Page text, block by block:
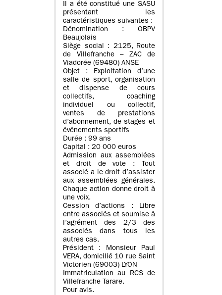
Il a été constitué une SASU
présentant les
caractéristiques suivantes :
Dénomination : OBPV
Beaujolais
Siège social : 2125, Route
de Villefranche – ZAC de
Viadorée (69480) ANSE
Objet : Exploitation d’une
salle de sport, organisation
et dispense de cours
collectifs, coaching
individuel ou collectif,
ventes de prestations
d’abonnement, de stages et
événements sportifs
Durée : 99 ans
Capital : 20 000 euros
Admission aux assemblées
et droit de vote : Tout
associé a le droit d’assister
aux assemblées générales.
Chaque action donne droit à
une voix.
Cession d’actions : Libre
entre associés et soumise à
l’agrément des 2/3 des
associés dans tous les
autres cas.
Président : Monsieur Paul
VERA, domicilié 10 rue Saint
Victorien (69003) LYON
Immatriculation au RCS de
Villefranche Tarare.
Pour avis.